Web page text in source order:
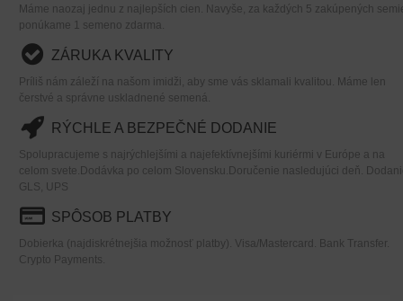
Máme naozaj jednu z najlepších cien. Navyše, za každých 5 zakúpených
ponúkame 1 semeno zdarma.
ZÁRUKA KVALITY
Príliš nám záleží na našom imidži, aby sme vás sklamali kvalitou. Máme len
čerstvé a správne uskladnené semená.
RÝCHLE A BEZPEČNÉ DODANIE
Spolupracujeme s najrýchlejšími a najefektívnejšími kuriérmi v Európe a na
celom svete.Dodávka po celom Slovensku.Doručenie nasledujúci deň.
GLS, UPS
SPÔSOB PLATBY
Dobierka (najdiskrétnejšia možnosť platby). Visa/Mastercard. Bank Transfer.
Crypto Payments.